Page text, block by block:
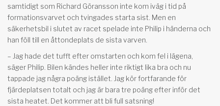
samtidigt som Richard Göransson inte kom iväg i tid på
formationsvarvet och tvingades starta sist. Men en
säkerhetsbil i slutet av racet spelade inte Philip i händerna och
han föll till en åttondeplats de sista varven.
– Jag hade det tufft efter omstarten och kom fel i lägena,
säger Philip. Bilen kändes heller inte riktigt lika bra och nu
tappade jag några poäng istället. Jag kör fortfarande för
fjärdeplatsen totalt och jag är bara tre poäng efter inför det
sista heatet. Det kommer att bli full satsning!